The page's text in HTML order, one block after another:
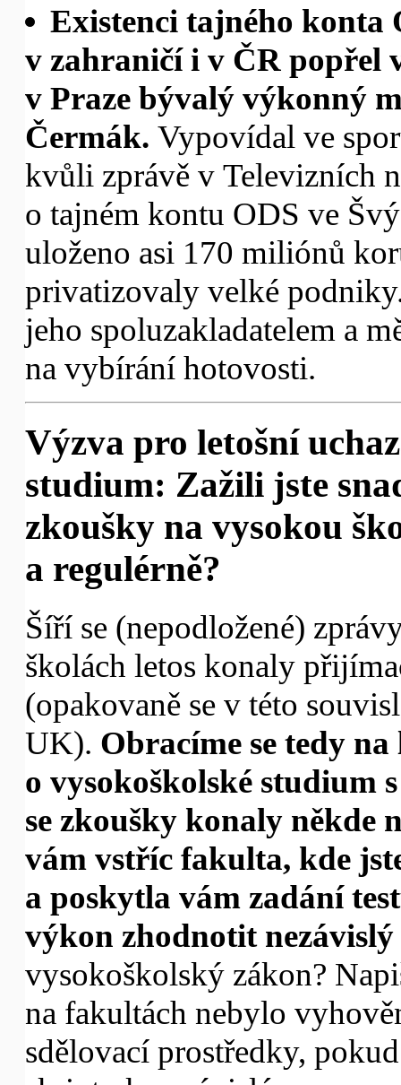
Existenci tajného konta
v zahraničí i v ČR popřel
v Praze bývalý výkonný
Čermák. Vypovídal ve
kvůli zprávě v Televizních
o tajném kontu ODS ve
uloženo asi 170 miliónů
privatizovaly velké
jeho spoluzakladatelem a
na vybírání hotovosti.
Výzva pro letošní
studium: Zažili jste
zkoušky na vysokou
a regulérně?
Šíří se (nepodložené)
školách letos konaly
(opakovaně se v této
UK). Obracíme se tedy na
o vysokoškolské studium
se zkoušky konaly někde
vám vstříc fakulta, kde
a poskytla vám zadání
výkon zhodnotit
vysokoškolský zákon?
na fakultách nebylo
sdělovací prostředky,